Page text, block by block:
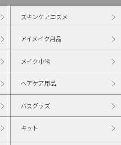
スキンケアコスメ
アイメイク用品
メイク小物
ヘアケア用品
バスグッズ
キット